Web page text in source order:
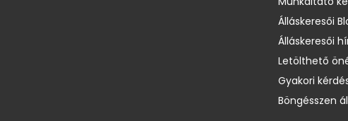
Álláskeresői
Álláskeresői
Letölthető
Gyakori
Böngésszen